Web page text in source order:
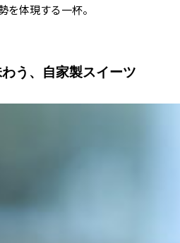
を体現する一杯。
う、自家製スイーツ